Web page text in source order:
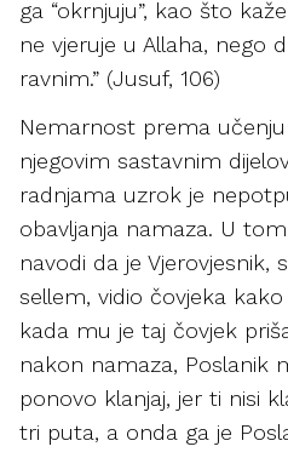
ga “okrnjuju”, kao što
ne vjeruje u Allaha, nego
ravnim.” (Jusuf, 106)
Nemarnost prema
njegovim sastavnim
radnjama uzrok je
obavljanja namaza. U
navodi da je Vjerovjesnik,
sellem, vidio čovjeka
kada mu je taj čovjek
nakon namaza, Poslanik
ponovo klanjaj, jer ti nisi
tri puta, a onda ga je